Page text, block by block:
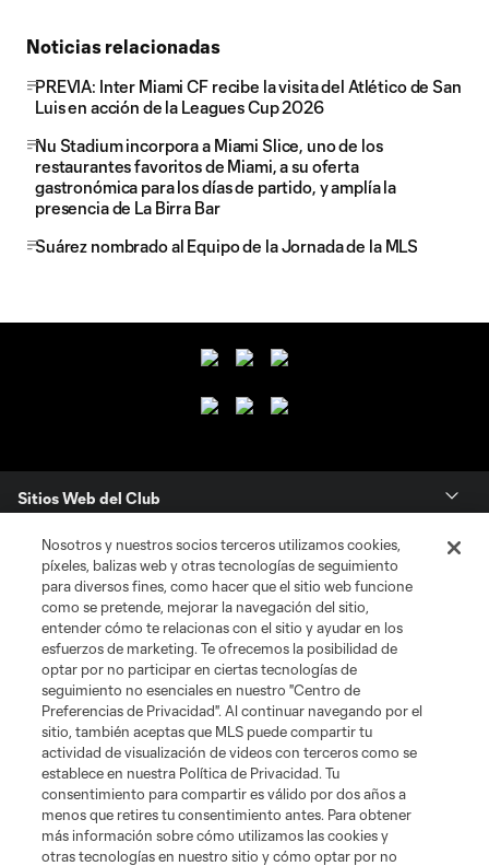
Noticias relacionadas
PREVIA: Inter Miami CF recibe la visita del Atlético de San
Luis en acción de la Leagues Cup 2026
Nu Stadium incorpora a Miami Slice, uno de los
restaurantes favoritos de Miami, a su oferta
gastronómica para los días de partido, y amplía la
presencia de La Birra Bar
Suárez nombrado al Equipo de la Jornada de la MLS
Sitios Web del Club
Club
Tickets
News
MLSSOCCER.COM
Nosotros y nuestros socios terceros utilizamos cookies,
píxeles, balizas web y otras tecnologías de seguimiento
para diversos fines, como hacer que el sitio web funcione
como se pretende, mejorar la navegación del sitio,
entender cómo te relacionas con el sitio y ayudar en los
esfuerzos de marketing. Te ofrecemos la posibilidad de
optar por no participar en ciertas tecnologías de
seguimiento no esenciales en nuestro "Centro de
Preferencias de Privacidad". Al continuar navegando por el
sitio, también aceptas que MLS puede compartir tu
actividad de visualización de videos con terceros como se
establece en nuestra Política de Privacidad. Tu
consentimiento para compartir es válido por dos años a
menos que retires tu consentimiento antes. Para obtener
más información sobre cómo utilizamos las cookies y
otras tecnologías en nuestro sitio y cómo optar por no